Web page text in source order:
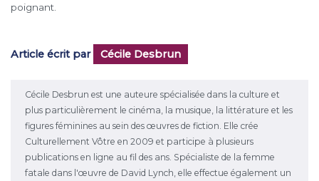
poignant.
Article écrit par Cécile Desbrun
Cécile Desbrun est une auteure spécialisée dans la culture et
plus particulièrement le cinéma, la musique, la littérature et les
figures féminines au sein des œuvres de fiction. Elle crée
Culturellement Vôtre en 2009 et participe à plusieurs
publications en ligne au fil des ans. Spécialiste de la femme
fatale dans l'œuvre de David Lynch, elle effectue également un